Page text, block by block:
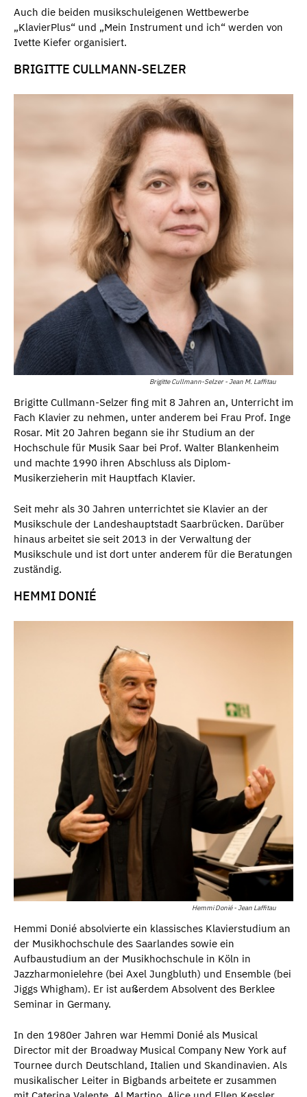
Auch die beiden musikschuleigenen Wettbewerbe
„KlavierPlus“ und „Mein Instrument und ich“ werden von
Ivette Kiefer organisiert.
BRIGITTE CULLMANN-SELZER
Brigitte Cullmann-Selzer - Jean M. Laffitau
Brigitte Cullmann-Selzer fing mit 8 Jahren an, Unterricht im
Fach Klavier zu nehmen, unter anderem bei Frau Prof. Inge
Rosar. Mit 20 Jahren begann sie ihr Studium an der
Hochschule für Musik Saar bei Prof. Walter Blankenheim
und machte 1990 ihren Abschluss als Diplom-
Musikerzieherin mit Hauptfach Klavier.
Seit mehr als 30 Jahren unterrichtet sie Klavier an der
Musikschule der Landeshauptstadt Saarbrücken. Darüber
hinaus arbeitet sie seit 2013 in der Verwaltung der
Musikschule und ist dort unter anderem für die Beratungen
zuständig.
HEMMI DONIÉ
Hemmi Donié - Jean Laffitau
Hemmi Donié absolvierte ein klassisches Klavierstudium an
der Musikhochschule des Saarlandes sowie ein
Aufbaustudium an der Musikhochschule in Köln in
Jazzharmonielehre (bei Axel Jungbluth) und Ensemble (bei
Jiggs Whigham). Er ist außerdem Absolvent des Berklee
Seminar in Germany.
In den 1980er Jahren war Hemmi Donié als Musical
Director mit der Broadway Musical Company New York auf
Tournee durch Deutschland, Italien und Skandinavien. Als
musikalischer Leiter in Bigbands arbeitete er zusammen